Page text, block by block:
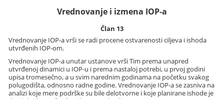
Vrednovanje i izmena IOP-a
Član 13
Vrednovanje IOP-a vrši se radi procene ostvarenosti ciljeva i ishoda
utvrđenih IOP-om.
Vrednovanje IOP-a unutar ustanove vrši Tim prema unapred
utvrđenoj dinamici u IOP-u i prema nastaloj potrebi, u prvoj godini
upisa tromesečno, a u svim narednim godinama na početku svakog
polugodišta, odnosno radne godine. Vrednovanje IOP-a se zasniva na
analizi koje mere podrške su bile delotvorne i koje planirane ishode je